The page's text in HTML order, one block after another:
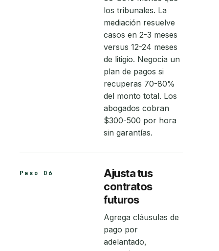
los tribunales. La
mediación resuelve
casos en 2-3 meses
versus 12-24 meses
de litigio. Negocia un
plan de pagos si
recuperas 70-80%
del monto total. Los
abogados cobran
$300-500 por hora
sin garantías.
Paso 06
Ajusta tus
contratos
futuros
Agrega cláusulas de
pago por
adelantado,